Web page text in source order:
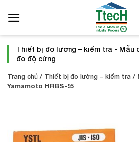
qua
dung
Thiết bị đo lường – kiểm tra - Mẫu
đo độ cứng
Trang chủ / Thiết bị đo lường – kiểm tra /
Yamamoto HRBS-95